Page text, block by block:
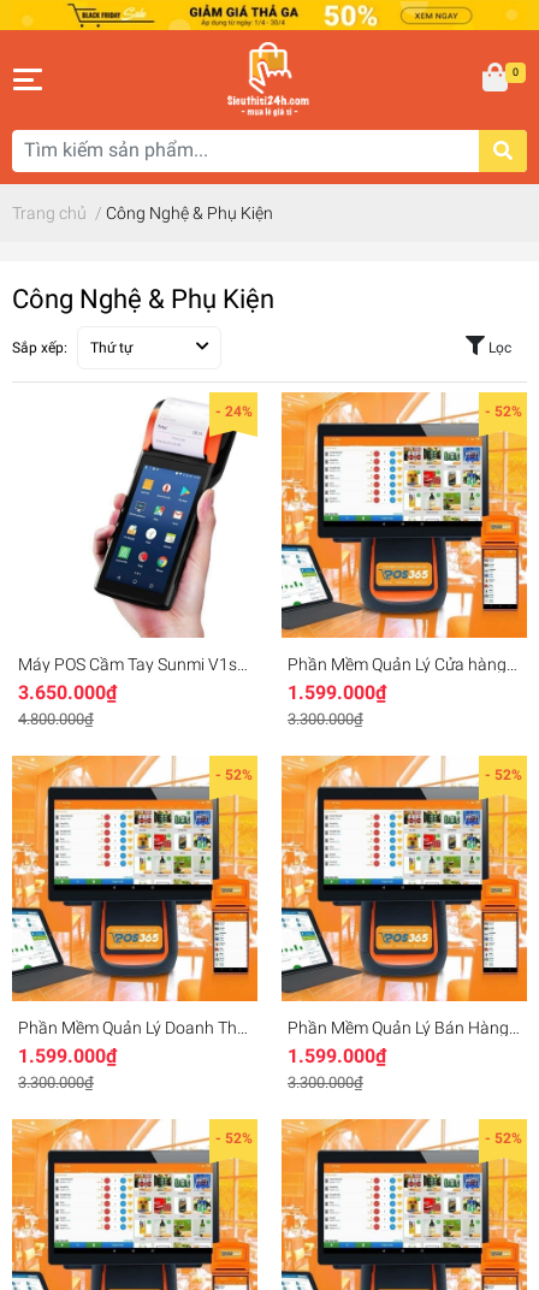
0
Trang chủ / Công Nghệ & Phụ Kiện
Công Nghệ & Phụ Kiện
Sắp xếp: Thứ tự Lọc
- 24%
Máy POS Cầm Tay Sunmi V1s/
V2
3.650.000₫
4.800.000₫
- 52%
Phần Mềm Quản Lý Cửa hàng
VLXD
1.599.000₫
3.300.000₫
- 52%
Phần Mềm Quản Lý Doanh Thu
Bán Hàng Đa Năng
1.599.000₫
3.300.000₫
- 52%
Phần Mềm Quản Lý Bán Hàng
Cho Khách Sạn
1.599.000₫
3.300.000₫
- 52% - 52%